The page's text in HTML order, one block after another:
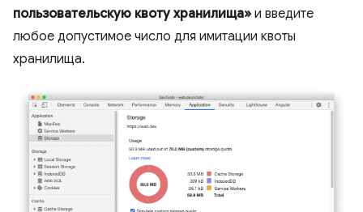
пользовательскую квоту хранилища» и введите
любое допустимое число для имитации квоты
хранилища.